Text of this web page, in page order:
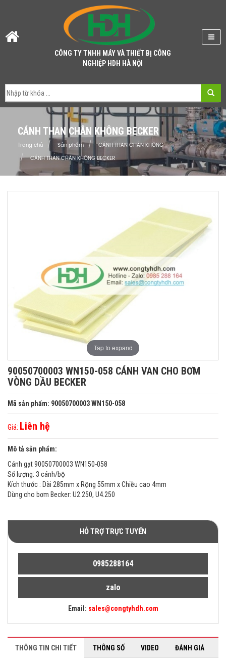
CÔNG TY TNHH MÁY VÀ THIẾT BỊ CÔNG
NGHIỆP HDH HÀ NỘI
CÁNH THAN CHÂN KHÔNG BECKER
Trang chủ Sản phẩm CÁNH THAN CHÂN KHÔNG
CÁNH THAN CHÂN KHÔNG BECKER
Tap to expand
90050700003 WN150-058 CÁNH VAN CHO BƠM
VÒNG DẦU BECKER
Mã sản phẩm: 90050700003 WN150-058
Giá: Liên hệ
Mô tả sản phẩm:
Cánh gạt 90050700003 WN150-058
Số lượng: 3 cánh/bộ
Kích thước : Dài 285mm x Rộng 55mm x Chiều cao 4mm
Dùng cho bơm Becker: U2.250, U4.250
HỖ TRỢ TRỰC TUYẾN
0985288164
zalo
Email: sales@congtyhdh.com
THÔNG TIN CHI TIẾT THÔNG SỐ VIDEO ĐÁNH GIÁ